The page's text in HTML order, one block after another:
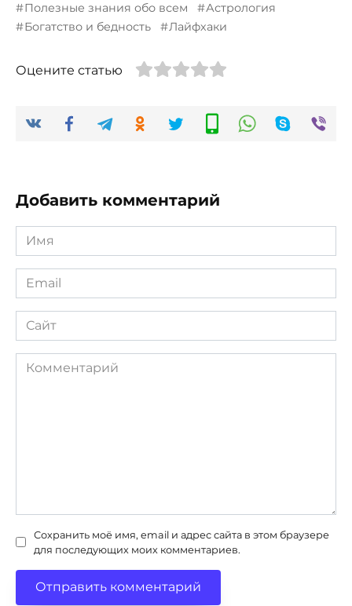
Полезные знания обо всем
Астрология
Богатство и бедность
Лайфхаки
Оцените статью
Добавить комментарий
Имя
*
Email
*
Сайт
Комментарий
Сохранить моё имя, email и адрес сайта в этом браузере
для последующих моих комментариев.